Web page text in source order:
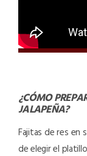
¿CÓMO
JALAPEÑA?
Fajitas de res en
de elegir el